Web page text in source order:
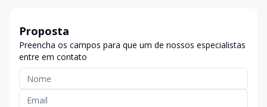
Proposta
Preencha os campos para que um de nossos especialistas
entre em contato